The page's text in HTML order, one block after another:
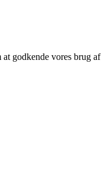
godkende vores brug